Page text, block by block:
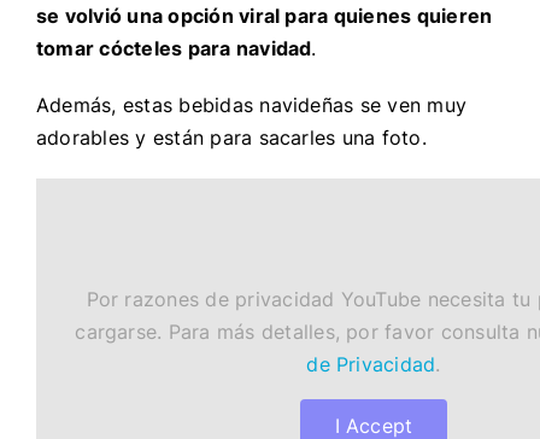
se volvió una opción viral para quienes quieren
tomar cócteles para navidad.
Además, estas bebidas navideñas se ven muy
adorables y están para sacarles una foto.
Por razones de privacidad YouTube necesita tu
cargarse. Para más detalles, por favor consulta
de Privacidad.
I Accept